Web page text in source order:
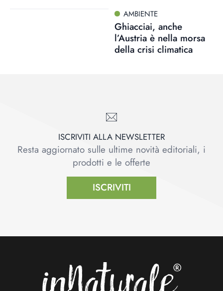
AMBIENTE
Ghiacciai, anche
l’Austria è nella morsa
della crisi climatica
ISCRIVITI ALLA NEWSLETTER
Resta aggiornato sulle ultime novità editoriali, i
prodotti e le offerte
ISCRIVITI